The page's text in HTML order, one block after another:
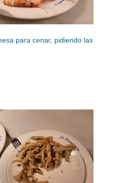
para cenar, pidiendo las